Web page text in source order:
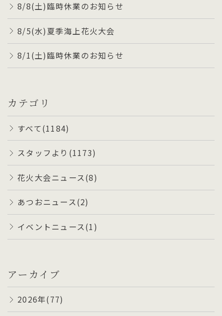
8/8(土)臨時休業のお知らせ
8/5(水)夏季海上花火大会
8/1(土)臨時休業のお知らせ
カテゴリ
すべて(1184)
スタッフより(1173)
花火大会ニュース(8)
あつおニュース(2)
イベントニュース(1)
アーカイブ
2026年(77)